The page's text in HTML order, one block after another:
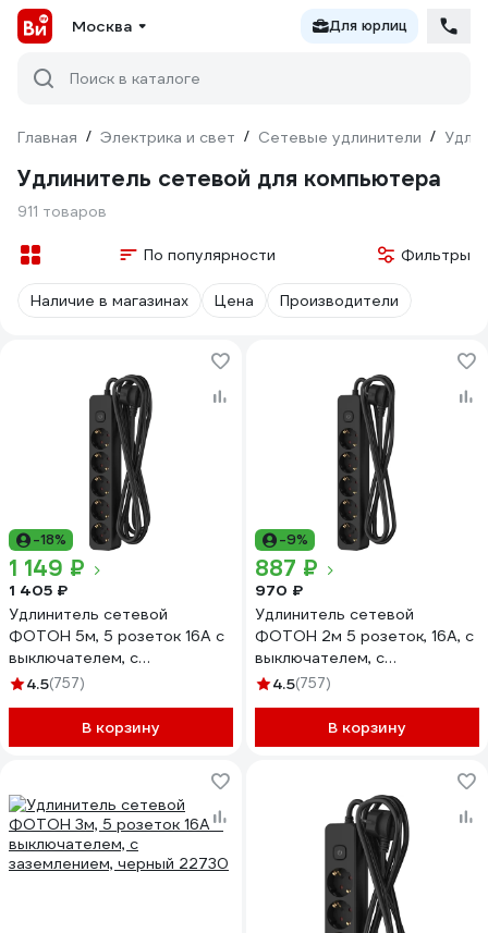
Москва Для юрлиц
Поиск в каталоге
Главная / Электрика и свет / Сетевые удлинители /
Удлинитель сетевой для компьютера
911 товаров
По популярности Фильтры
Наличие в магазинах Цена Производители
-18%
1 149 ₽
1 405 ₽
Удлинитель сетевой
ФОТОН 5м, 5 розеток 16А с
выключателем, с
заземлением, черный 22731
4.5(757)
В корзину
-9%
887 ₽
970 ₽
Удлинитель сетевой
ФОТОН 2м 5 розеток, 16А, с
выключателем, с
заземлением, черный 22729
4.5(757)
В корзину